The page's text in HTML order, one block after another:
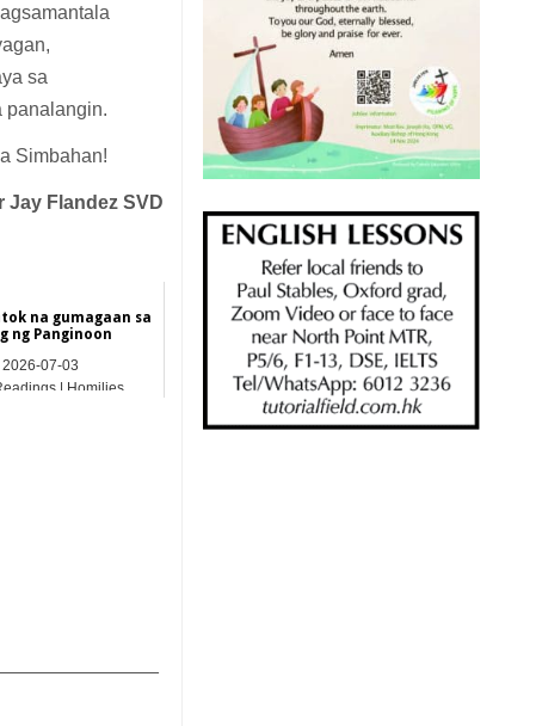
sa
panalangin.
Simbahan!
Jay Flandez SVD
na gumagaan sa
ng Panginoon
2026-07-03
| Homilies